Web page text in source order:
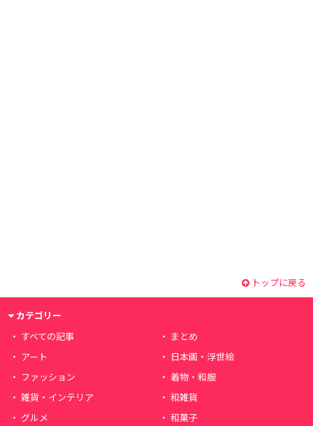
トップに戻る
カテゴリー
すべての記事
まとめ
アート
日本画・浮世絵
ファッション
着物・和服
雑貨・インテリア
和雑貨
グルメ
和菓子